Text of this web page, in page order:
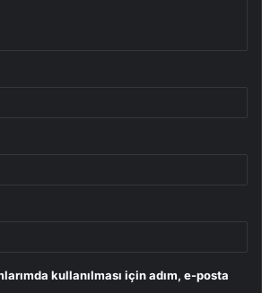
kullanılması için adım, e-posta